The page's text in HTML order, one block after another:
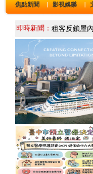
焦點新聞 影視娛樂
即時新聞：